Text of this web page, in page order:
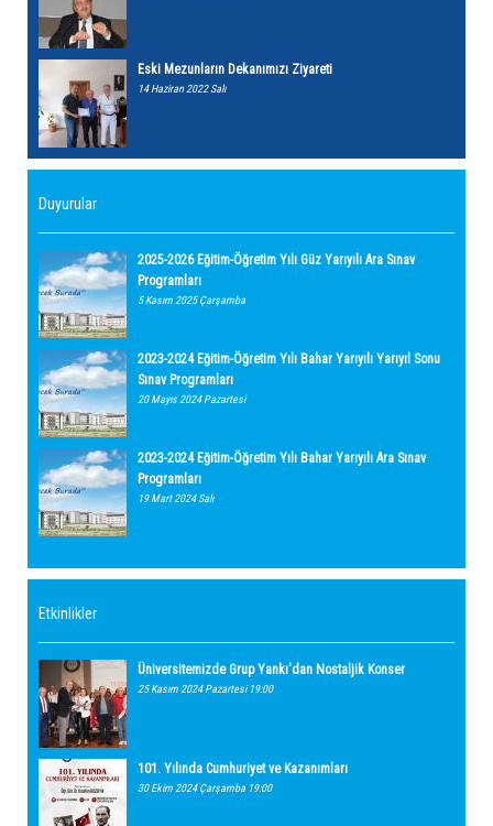
Eski Mezunların Dekanımızı Ziyareti
14 Haziran 2022 Salı
Duyurular
2025-2026 Eğitim-Öğretim Yılı Güz Yarıyılı Ara Sınav
Programları
5 Kasım 2025 Çarşamba
2023-2024 Eğitim-Öğretim Yılı Bahar Yarıyılı Yarıyıl Sonu
Sınav Programları
20 Mayıs 2024 Pazartesi
2023-2024 Eğitim-Öğretim Yılı Bahar Yarıyılı Ara Sınav
Programları
19 Mart 2024 Salı
Etkinlikler
Üniversitemizde Grup Yankı'dan Nostaljik Konser
25 Kasım 2024 Pazartesi 19:00
101. Yılında Cumhuriyet ve Kazanımları
30 Ekim 2024 Çarşamba 19:00